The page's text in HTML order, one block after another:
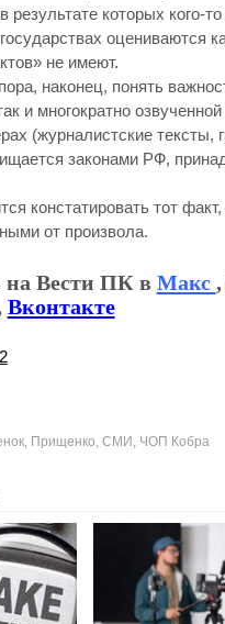
результате которых
оцениваются
не имеют.
наконец, понять
и многократно
(журналистские тексты,
законами РФ,
констатировать тот
от произвола.
на Вести ПК в Макс ,
Вконтакте
, Прищенко, СМИ , ЧОП Кобра